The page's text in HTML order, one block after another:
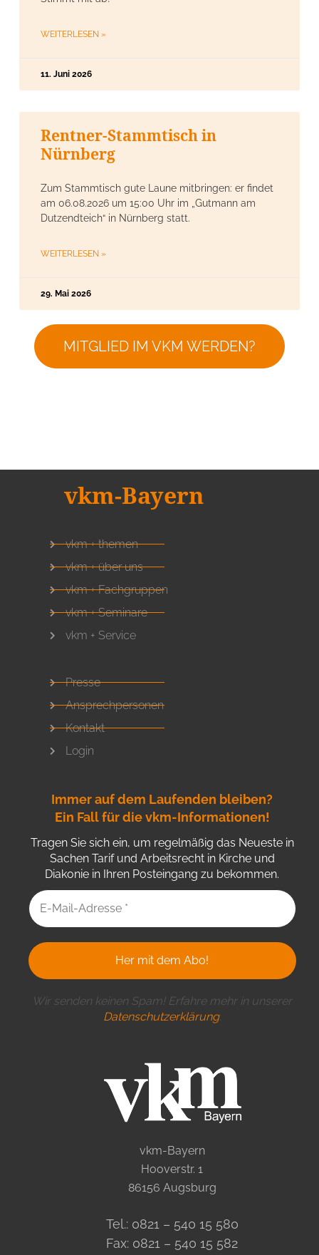
WEITERLESEN »
11. Juni 2026
Rentner-Stammtisch in
Nürnberg
Zum Stammtisch gute Laune mitbringen: er findet
am 06.08.2026 um 15:00 Uhr im „Gutmann am
Dutzendteich“ in Nürnberg statt.
WEITERLESEN »
29. Mai 2026
MITGLIED IM VKM WERDEN?
vkm-Bayern
vkm + themen
vkm + über uns
vkm + Fachgruppen
vkm + Seminare
vkm + Service
Presse
Ansprechpersonen
Kontakt
Login
Immer auf dem Laufenden bleiben?
Ein Fall für die vkm-Informationen!
Tragen Sie sich ein, um regelmäßig das Neueste in
Sachen Tarif und Arbeitsrecht in Kirche und
Diakonie in Ihren Posteingang zu bekommen.
Wir senden keinen Spam! Erfahre mehr in unserer
Datenschutzerklärung.
vkm-Bayern
Hooverstr. 1
86156 Augsburg
Tel.: 0821 – 540 15 580
Fax: 0821 – 540 15 582